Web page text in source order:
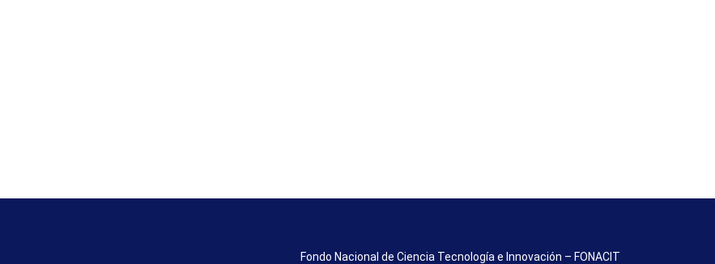
Fondo Nacional de Ciencia Tecnología e Innovación – FONACIT